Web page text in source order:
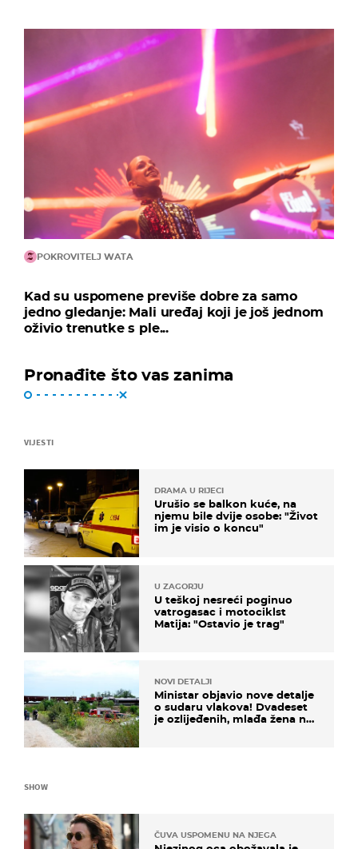
POKROVITELJ WATA
Kad su uspomene previše dobre za samo
jedno gledanje: Mali uređaj koji je još jednom
oživio trenutke s ple...
Pronađite što vas zanima
VIJESTI
DRAMA U RIJECI
Urušio se balkon kuće, na
njemu bile dvije osobe: "Život
im je visio o koncu"
U ZAGORJU
U teškoj nesreći poginuo
vatrogasac i motociklst
Matija: "Ostavio je trag"
NOVI DETALJI
Ministar objavio nove detalje
o sudaru vlakova! Dvadeset
je ozlijeđenih, mlađa žena na
SHOW
ČUVA USPOMENU NA NJEGA